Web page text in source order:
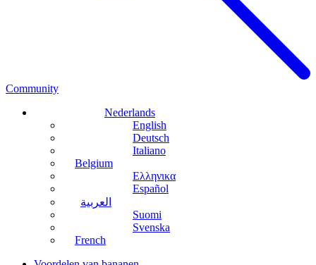
Community
Nederlands
English
Deutsch
Italiano
Belgium
Ελληνικα
Español
العربية
Suomi
Svenska
French